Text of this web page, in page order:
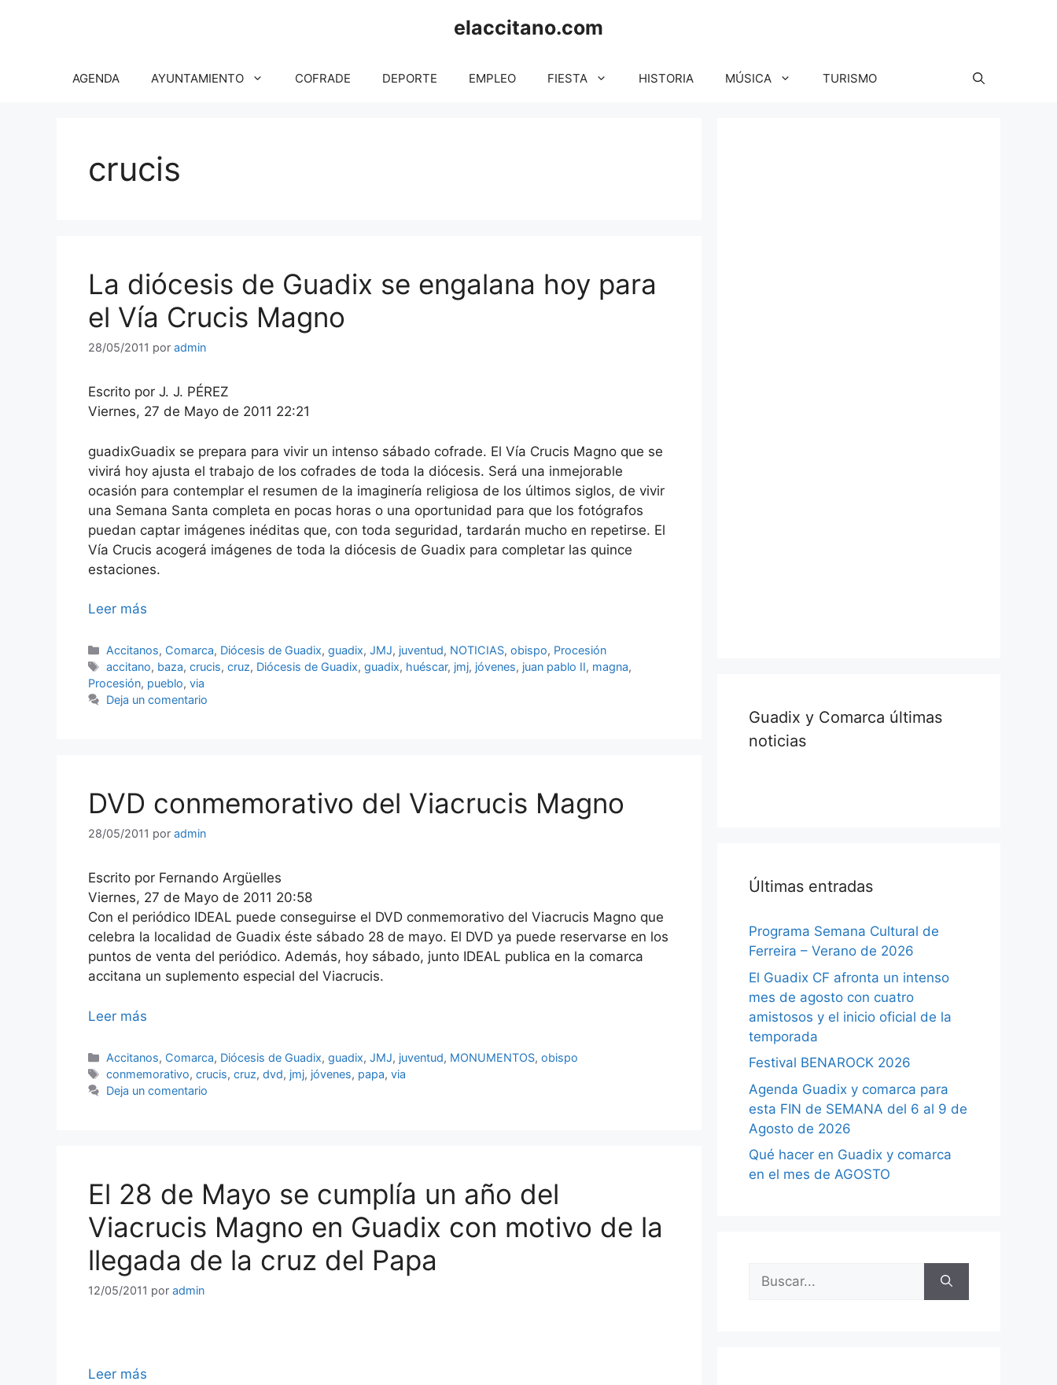
elaccitano.com
AGENDA AYUNTAMIENTO COFRADE DEPORTE EMPLEO FIESTA HISTORIA MÚSICA TURISMO
crucis
La diócesis de Guadix se engalana hoy para
el Vía Crucis Magno
28/05/2011 por admin
Escrito por J. J. PÉREZ
Viernes, 27 de Mayo de 2011 22:21
guadixGuadix se prepara para vivir un intenso sábado cofrade. El Vía Crucis Magno que se
vivirá hoy ajusta el trabajo de los cofrades de toda la diócesis. Será una inmejorable
ocasión para contemplar el resumen de la imaginería religiosa de los últimos siglos, de vivir
una Semana Santa completa en pocas horas o una oportunidad para que los fotógrafos
puedan captar imágenes inéditas que, con toda seguridad, tardarán mucho en repetirse. El
Vía Crucis acogerá imágenes de toda la diócesis de Guadix para completar las quince
estaciones.
Leer más
Categorías
Accitanos, Comarca, Diócesis de Guadix,guadix,JMJ, juventud, NOTICIAS,obispo, Procesión
Etiquetas
accitano, baza,crucis,cruz, Diócesis de Guadix,guadix, huéscar, jmj, jóvenes, juan pablo II, magna,
Procesión, pueblo, via
Deja un comentario
DVD conmemorativo del Viacrucis Magno
28/05/2011 por admin
Escrito por Fernando Argüelles
Viernes, 27 de Mayo de 2011 20:58
Con el periódico IDEAL puede conseguirse el DVD conmemorativo del Viacrucis Magno que
celebra la localidad de Guadix éste sábado 28 de mayo. El DVD ya puede reservarse en los
puntos de venta del periódico. Además, hoy sábado, junto IDEAL publica en la comarca
accitana un suplemento especial del Viacrucis.
Leer más
Categorías
Accitanos, Comarca, Diócesis de Guadix,guadix,JMJ, juventud, MONUMENTOS,obispo
Etiquetas
conmemorativo,crucis,cruz,dvd, jmj, jóvenes, papa,via
Deja un comentario
El 28 de Mayo se cumplía un año del
Viacrucis Magno en Guadix con motivo de la
llegada de la cruz del Papa
12/05/2011 por admin
Leer más
Guadix y Comarca últimas
noticias
Últimas entradas
Programa Semana Cultural de
Ferreira – Verano de 2026
El Guadix CF afronta un intenso
mes de agosto con cuatro
amistosos y el inicio oficial de la
temporada
Festival BENAROCK 2026
Agenda Guadix y comarca para
esta FIN de SEMANA del 6 al 9 de
Agosto de 2026
Qué hacer en Guadix y comarca
en el mes de AGOSTO
Buscar: